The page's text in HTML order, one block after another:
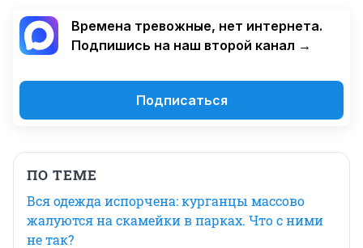
Времена тревожные, нет интернета.
Подпишись на наш второй канал →
Подписаться
ПО ТЕМЕ
Вся одежда испорчена: курганцы массово
жалуются на скамейки в парках. Что с ними
не так?